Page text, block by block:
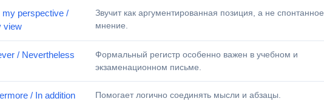
my perspective /
view
Звучит как аргументированная позиция, а не спонтанное
мнение.
/ Nevertheless
Формальный регистр особенно важен в учебном и
экзаменационном письме.
/ In addition Помогает логично соединять мысли и абзацы.